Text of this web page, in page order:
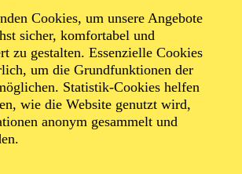
Cookies, um unsere Angebote
sicher, komfortabel und
zu gestalten. Essenzielle Cookies
um die Grundfunktionen der
Statistik-Cookies helfen
wie die Website genutzt wird,
anonym gesammelt und
, Konzert- u. Gastspieldirektion OTTO